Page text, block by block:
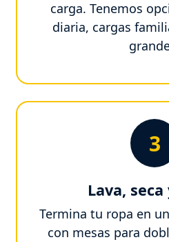
carga. Tenemos
diaria, cargas
3
Lava,
Termina tu ropa en
con mesas para